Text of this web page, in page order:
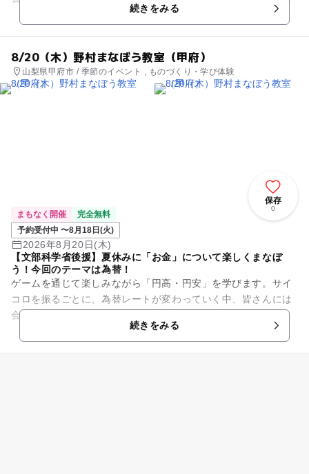
もらいます。 はたして、...続きをみる
8/20（木）野村まなぼう教室（甲府）
山梨県甲府市 / 季節のイベント , ものづくり・学び体験
保存
0
まもなく開催
完全無料
予約受付中 〜8月18日(火)
2026年8月20日(木)
【文部科学省後援】夏休みに「お金」について楽しくまなぼ
う！今回のテーマは為替！
ゲームを通じて楽しみながら「円高・円安」を学びます。サイ
コロを振るごとに、為替レートが変わっていく中、皆さんには
会社の社長になったつもりで、消しゴムを輸入する体験をして
もらいます。 はたして、...続きをみる